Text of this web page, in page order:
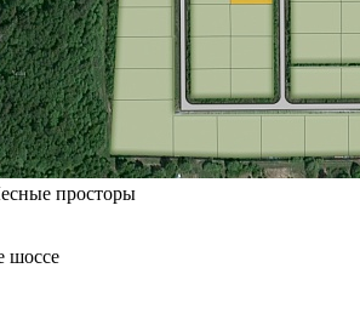
шоссе